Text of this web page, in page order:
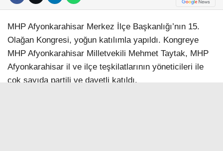
MHP Afyonkarahisar Merkez İlçe Başkanlığı’nın 15.
Olağan Kongresi, yoğun katılımla yapıldı. Kongreye
MHP Afyonkarahisar Milletvekili Mehmet Taytak, MHP
Afyonkarahisar il ve ilçe teşkilatlarının yöneticileri ile
çok sayıda partili ve davetli katıldı.